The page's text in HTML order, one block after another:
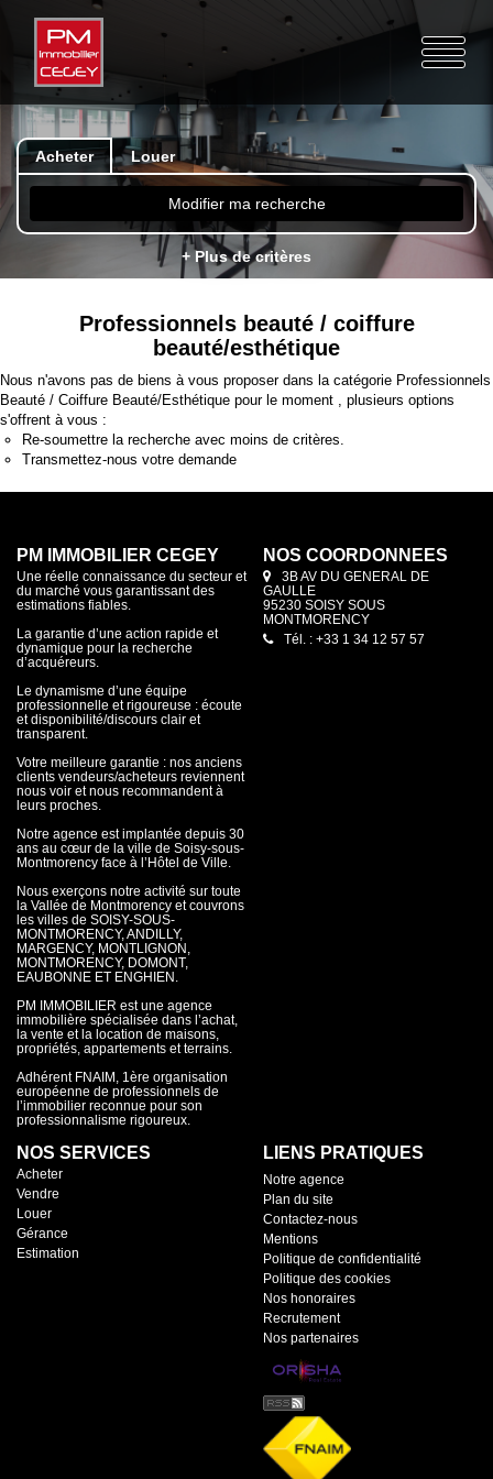
Acheter Louer
Modifier ma recherche
+ Plus de critères
Professionnels beauté / coiffure
beauté/esthétique
Nous n'avons pas de biens à vous proposer dans la catégorie Professionnels
Beauté / Coiffure Beauté/Esthétique pour le moment , plusieurs options
s'offrent à vous :
Re-soumettre la recherche avec moins de critères.
Transmettez-nous votre demande
PM IMMOBILIER CEGEY
Une réelle connaissance du secteur et
du marché vous garantissant des
estimations fiables.
La garantie d’une action rapide et
dynamique pour la recherche
d’acquéreurs.
Le dynamisme d’une équipe
professionnelle et rigoureuse : écoute
et disponibilité/discours clair et
transparent.
Votre meilleure garantie : nos anciens
clients vendeurs/acheteurs reviennent
nous voir et nous recommandent à
leurs proches.
Notre agence est implantée depuis 30
ans au cœur de la ville de Soisy-sous-
Montmorency face à l’Hôtel de Ville.
Nous exerçons notre activité sur toute
la Vallée de Montmorency et couvrons
les villes de SOISY-SOUS-
MONTMORENCY, ANDILLY,
MARGENCY, MONTLIGNON,
MONTMORENCY, DOMONT,
EAUBONNE ET ENGHIEN.
PM IMMOBILIER est une agence
immobilière spécialisée dans l’achat,
la vente et la location de maisons,
propriétés, appartements et terrains.
Adhérent FNAIM, 1ère organisation
européenne de professionnels de
l’immobilier reconnue pour son
professionnalisme rigoureux.
NOS COORDONNÉES
3B AV DU GENERAL DE
GAULLE
95230 SOISY SOUS
MONTMORENCY
Tél. : +33 1 34 12 57 57
NOS SERVICES
Acheter
Vendre
Louer
Gérance
Estimation
LIENS PRATIQUES
Notre agence
Plan du site
Contactez-nous
Mentions
Politique de confidentialité
Politique des cookies
Nos honoraires
Recrutement
Nos partenaires